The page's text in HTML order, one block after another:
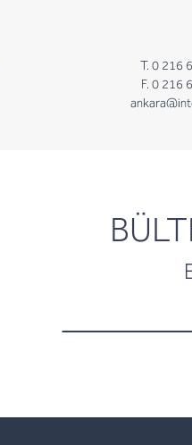
T. 0 216
F. 0 216